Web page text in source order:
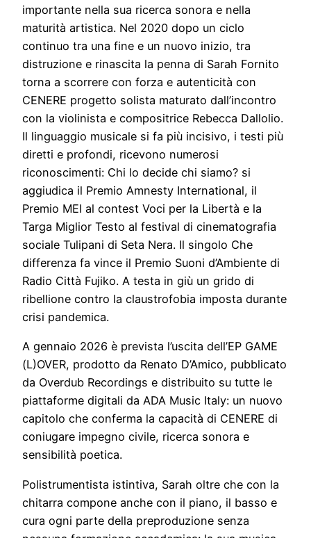
importante nella sua ricerca sonora e nella
maturità artistica. Nel 2020 dopo un ciclo
continuo tra una fine e un nuovo inizio, tra
distruzione e rinascita la penna di Sarah Fornito
torna a scorrere con forza e autenticità con
CENERE progetto solista maturato dall’incontro
con la violinista e compositrice Rebecca Dallolio.
Il linguaggio musicale si fa più incisivo, i testi più
diretti e profondi, ricevono numerosi
riconoscimenti: Chi lo decide chi siamo? si
aggiudica il Premio Amnesty International, il
Premio MEI al contest Voci per la Libertà e la
Targa Miglior Testo al festival di cinematografia
sociale Tulipani di Seta Nera. Il singolo Che
differenza fa vince il Premio Suoni d’Ambiente di
Radio Città Fujiko. A testa in giù un grido di
ribellione contro la claustrofobia imposta durante
crisi pandemica.
A gennaio 2026 è prevista l’uscita dell’EP GAME
(L)OVER, prodotto da Renato D’Amico, pubblicato
da Overdub Recordings e distribuito su tutte le
piattaforme digitali da ADA Music Italy: un nuovo
capitolo che conferma la capacità di CENERE di
coniugare impegno civile, ricerca sonora e
sensibilità poetica.
Polistrumentista istintiva, Sarah oltre che con la
chitarra compone anche con il piano, il basso e
cura ogni parte della preproduzione senza